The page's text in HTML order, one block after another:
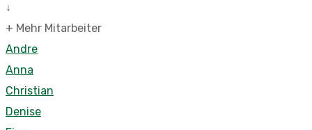
↓
+ Mehr Mitarbeiter
Andre
Anna
Christian
Denise